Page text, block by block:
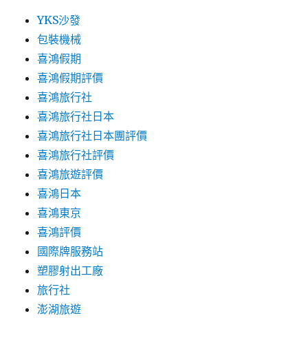
YKS沙發
包裝機械
喜鴻假期
喜鴻假期評價
喜鴻旅行社
喜鴻旅行社日本
喜鴻旅行社日本團評價
喜鴻旅行社評價
喜鴻旅遊評價
喜鴻日本
喜鴻東京
喜鴻評價
國際牌服務站
塑膠射出工廠
旅行社
澎湖旅遊